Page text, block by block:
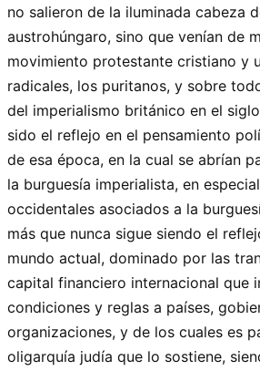
no salieron de la iluminada cabeza
austrohúngaro, sino que venían de
movimiento protestante cristiano y
radicales, los puritanos, y sobre
del imperialismo británico en el
sido el reflejo en el pensamiento
de esa época, en la cual se abrían
la burguesía imperialista, en
occidentales asociados a la
más que nunca sigue siendo el
mundo actual, dominado por las
capital financiero internacional que
condiciones y reglas a países,
organizaciones, y de los cuales es
oligarquía judía que lo sostiene,